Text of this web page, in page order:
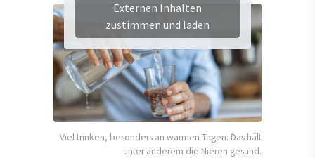
Externen Inhalten
zustimmen und laden
Viel trinken, besonders an warmen Tagen: Das hält
unter anderem die Nieren gesund.